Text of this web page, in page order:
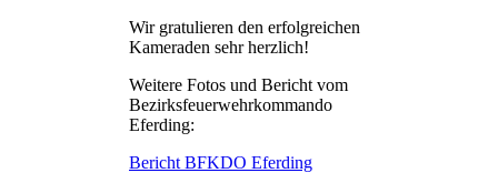
Wir gratulieren den erfolgreichen
Kameraden sehr herzlich!
Weitere Fotos und Bericht vom
Bezirksfeuerwehrkommando
Eferding:
Bericht BFKDO Eferding